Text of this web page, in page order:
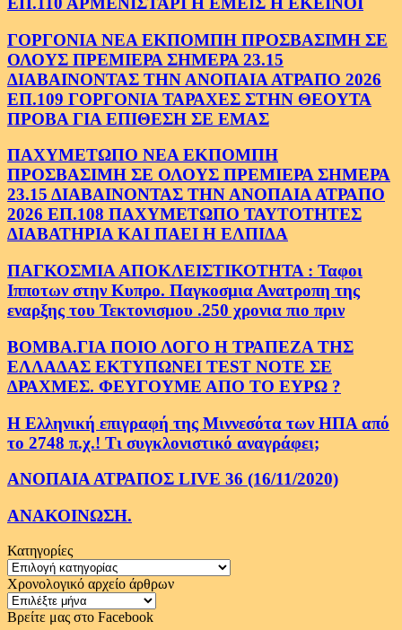
ΓΟΡΓΟΝΙΑ ΝΕΑ ΕΚΠΟΜΠΗ ΠΡΟΣΒΑΣΙΜΗ ΣΕ
ΟΛΟΥΣ ΠΡΕΜΙΕΡΑ ΣΗΜΕΡΑ 23.15
ΔΙΑΒΑΙΝΟΝΤΑΣ ΤΗΝ ΑΝΟΠΑΙΑ ΑΤΡΑΠΟ 2026
ΕΠ.109 ΓΟΡΓΟΝΙΑ ΤΑΡΑΧΕΣ ΣΤΗΝ ΘΕΟΥΤΑ
ΠΡΟΒΑ ΓΙΑ ΕΠΙΘΕΣΗ ΣΕ ΕΜΑΣ
ΠΑΧΥΜΕΤΩΠΟ ΝΕΑ ΕΚΠΟΜΠΗ
ΠΡΟΣΒΑΣΙΜΗ ΣΕ ΟΛΟΥΣ ΠΡΕΜΙΕΡΑ ΣΗΜΕΡΑ
23.15 ΔΙΑΒΑΙΝΟΝΤΑΣ ΤΗΝ ΑΝΟΠΑΙΑ ΑΤΡΑΠΟ
2026 ΕΠ.108 ΠΑΧΥΜΕΤΩΠΟ ΤΑΥΤΟΤΗΤΕΣ
ΔΙΑΒΑΤΗΡΙΑ ΚΑΙ ΠΑΕΙ Η ΕΛΠΙΔΑ
ΠΑΓΚΟΣΜΙΑ ΑΠΟΚΛΕΙΣΤΙΚΟΤΗΤΑ : Ταφοι
Ιπποτων στην Κυπρο. Παγκοσμια Ανατροπη της
εναρξης του Τεκτονισμου .250 χρονια πιο πριν
ΒΟΜΒΑ.ΓΙΑ ΠΟΙΟ ΛΟΓΟ Η ΤΡΑΠΕΖΑ ΤΗΣ
ΕΛΛΑΔΑΣ ΕΚΤΥΠΩΝΕΙ TEST NOTE ΣΕ
ΔΡΑΧΜΕΣ. ΦΕΥΓΟΥΜΕ ΑΠΟ ΤΟ ΕΥΡΩ ?
Η Ελληνική επιγραφή της Μιννεσότα των ΗΠΑ από
το 2748 π.χ.! Τι συγκλονιστικό αναγράφει;
ΑΝΟΠΑΙΑ ΑΤΡΑΠΟΣ LIVE 36 (16/11/2020)
ΑΝΑΚΟΙΝΩΣΗ.
Κατηγορίες
Κατηγορίες
Χρονολογικό αρχείο άρθρων
Χρονολογικό
αρχείο
Βρείτε μας στο Facebook